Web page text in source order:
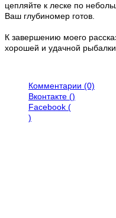
цепляйте к леске по
Ваш глубиномер готов.
К завершению моего
хорошей и удачной рыбалки.
Комментарии (0)
Вконтакте ()
Facebook (
)